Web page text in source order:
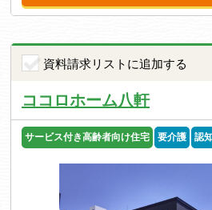
資料請求リストに追加する
ココロホーム八軒
サービス付き高齢者向け住宅 要介護 認